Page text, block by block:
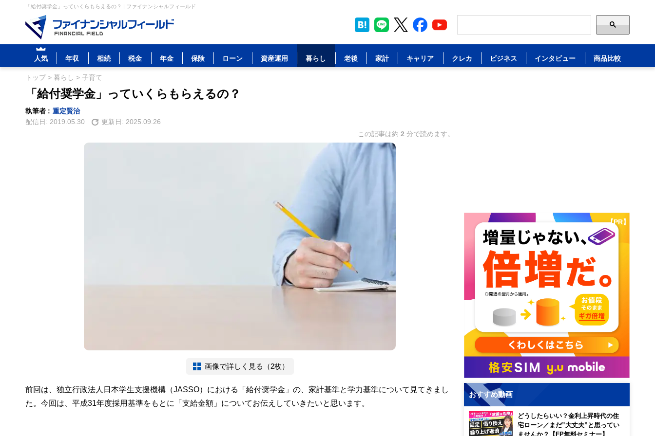
「給付奨学金」っていくらもらえるの？ | ファイナンシャルフィールド
人気 年収 相続 税金 年金 保険 ローン 資産運用 暮らし 老後 家計 キャリア クレカ ビジネス インタビュー 商品比較
トップ> 暮らし > 子育て
「給付奨学金」っていくらもらえるの？
執筆者 : 重定賢治
配信日: 2019.05.30 更新日: 2025.09.26
この記事は約 2 分で読めます。
画像で詳しく見る（2枚）
前回は、独立行政法人日本学生支援機構（JASSO）における「給付奨学金」の、家計基準と学力基準について見てきまし
た。今回は、平成31年度採用基準をもとに「支給金額」についてお伝えしていきたいと思います。
【PR】
おすすめ動画
どうしたらいい？金利上昇時代の住
宅ローン／まだ”大丈夫”と思ってい
ませんか？【FP無料セミナー】